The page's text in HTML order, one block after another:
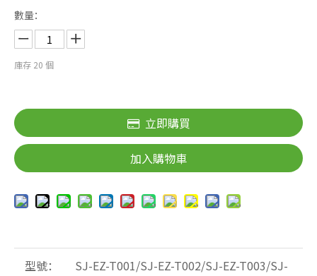
數量：
庫存 20 個
立即購買
加入購物車
型號：
SJ-EZ-T001/SJ-EZ-T002/SJ-EZ-T003/SJ-